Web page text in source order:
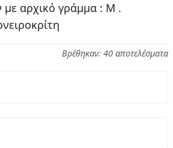
με αρχικό γράμμα : Μ .
Βρέθηκαν: 40 αποτελέσματα